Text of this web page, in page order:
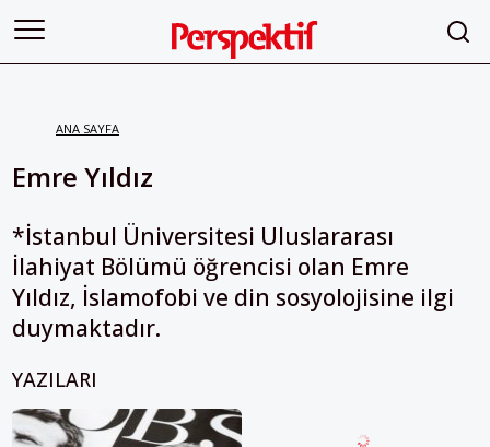
ANA SAYFA
Emre Yıldız
*İstanbul Üniversitesi Uluslararası
İlahiyat Bölümü öğrencisi olan Emre
Yıldız, İslamofobi ve din sosyolojisine ilgi
duymaktadır.
YAZILARI